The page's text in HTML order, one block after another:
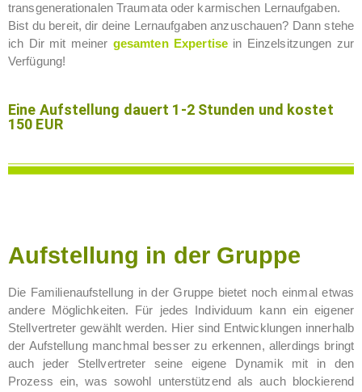
transgenerationalen Traumata oder karmischen Lernaufgaben.
Bist du bereit, dir deine Lernaufgaben anzuschauen? Dann stehe
ich Dir mit meiner gesamten Expertisein Einzelsitzungen zur
Verfügung!
Eine Aufstellung dauert 1-2 Stunden und kostet
150 EUR
Aufstellung in der Gruppe
Die Familienaufstellung in der Gruppe bietet noch einmal etwas
andere Möglichkeiten. Für jedes Individuum kann ein eigener
Stellvertreter gewählt werden. Hier sind Entwicklungen innerhalb
der Aufstellung manchmal besser zu erkennen, allerdings bringt
auch jeder Stellvertreter seine eigene Dynamik mit in den
Prozess ein, was sowohl unterstützend als auch blockierend